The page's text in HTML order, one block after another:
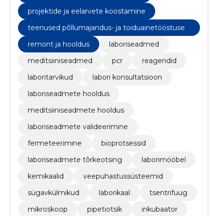
projektide ja eelarvete koostamine
teenused põllumajandus- ja toiduainetööstusel
remont ja hooldus
laboriseadmed
meditsiiniseadmed
pcr
reagendid
laboritarvikud
labori konsultatsioon
laboriseadmete hooldus
meditsiiniseadmete hooldus
laboriseadmete valideerimine
fermeteerimine
bioprotsessid
laboriseadmete tõrkeotsing
laborimööbel
kemikaalid
veepuhastussüsteemid
sügavkülmikud
laborikaal
tsentrifuug
mikroskoop
pipetiotsik
inkubaator